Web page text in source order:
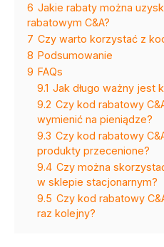
6 Jakie rabaty można
rabatowym C&A?
7 Czy warto korzystać z
8 Podsumowanie
9 FAQs
9.1 Jak długo ważny jest
9.2 Czy kod rabatowy
wymienić na pieniądze?
9.3 Czy kod rabatowy
produkty przecenione?
9.4 Czy można
w sklepie stacjonarnym?
9.5 Czy kod rabatowy
raz kolejny?